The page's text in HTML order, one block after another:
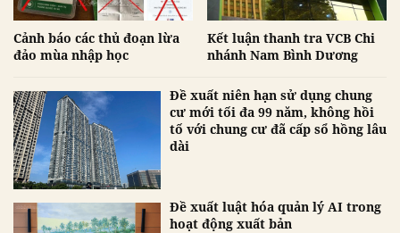
Cảnh báo các thủ đoạn lừa
đảo mùa nhập học
Kết luận thanh tra VCB Chi
nhánh Nam Bình Dương
Đề xuất niên hạn sử dụng chung
cư mới tối đa 99 năm, không hồi
tố với chung cư đã cấp sổ hồng lâu
dài
Đề xuất luật hóa quản lý AI trong
hoạt động xuất bản